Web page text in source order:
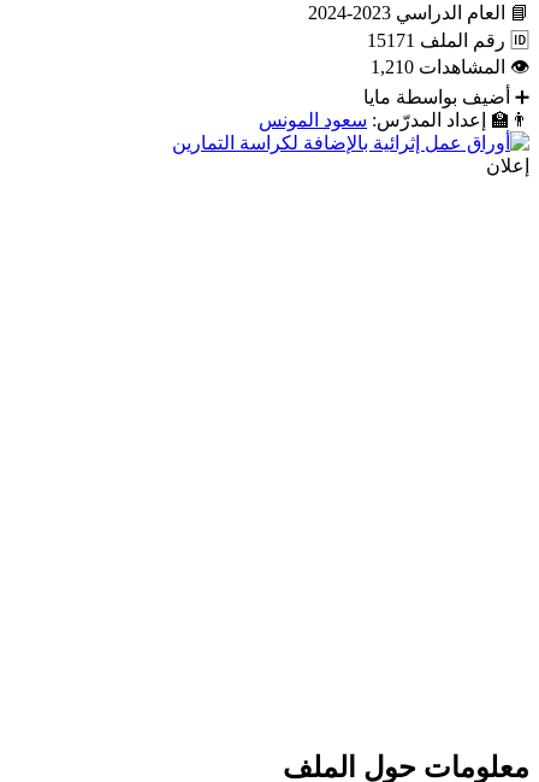
📘
العام الدراسي 2023-2024
🆔 رقم الملف 15171
👁
المشاهدات 1,210
➕
أضيف بواسطة مايا
👨‍🏫
إعداد المدرّس: سعود المونس
إعلان
معلومات حول الملف